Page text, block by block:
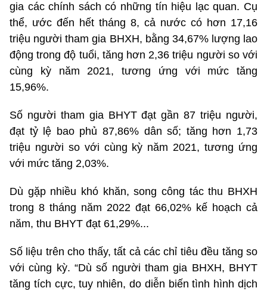
gia các chính sách có những tín hiệu lạc quan. Cụ
thể, ước đến hết tháng 8, cả nước có hơn 17,16
triệu người tham gia BHXH, bằng 34,67% lượng lao
động trong độ tuổi, tăng hơn 2,36 triệu người so với
cùng kỳ năm 2021, tương ứng với mức tăng
15,96%.
Số người tham gia BHYT đạt gần 87 triệu người,
đạt tỷ lệ bao phủ 87,86% dân số; tăng hơn 1,73
triệu người so với cùng kỳ năm 2021, tương ứng
với mức tăng 2,03%.
Dù gặp nhiều khó khăn, song công tác thu BHXH
trong 8 tháng năm 2022 đạt 66,02% kế hoạch cả
năm, thu BHYT đạt 61,29%...
Số liệu trên cho thấy, tất cả các chỉ tiêu đều tăng so
với cùng kỳ. “Dù số người tham gia BHXH, BHYT
tăng tích cực, tuy nhiên, do diễn biến tình hình dịch